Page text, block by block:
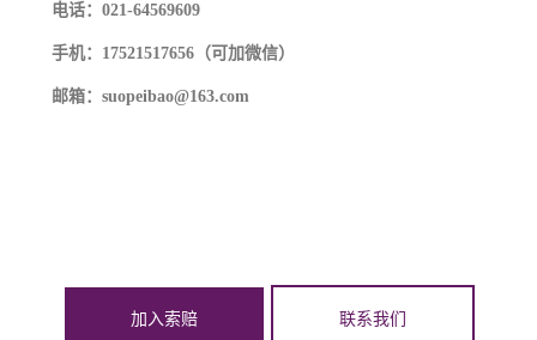
电话： 021-64569609
手机：17521517656（可加微信）
邮箱：suopeibao@163.com
加入索赔 联系我们